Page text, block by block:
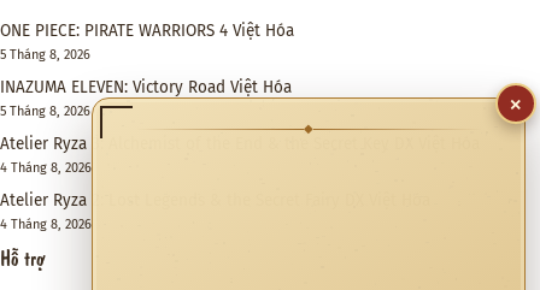
ONE PIECE: PIRATE WARRIORS 4 Việt Hóa
5 Tháng 8, 2026
INAZUMA ELEVEN: Victory Road Việt Hóa
5 Tháng 8, 2026
Atelier Ryza 3: Alchemist of the End & the Secret Key DX Việt Hóa
4 Tháng 8, 2026
Atelier Ryza 2: Lost Legends & the Secret Fairy DX Việt Hóa
4 Tháng 8, 2026
Hỗ trợ
×
◆